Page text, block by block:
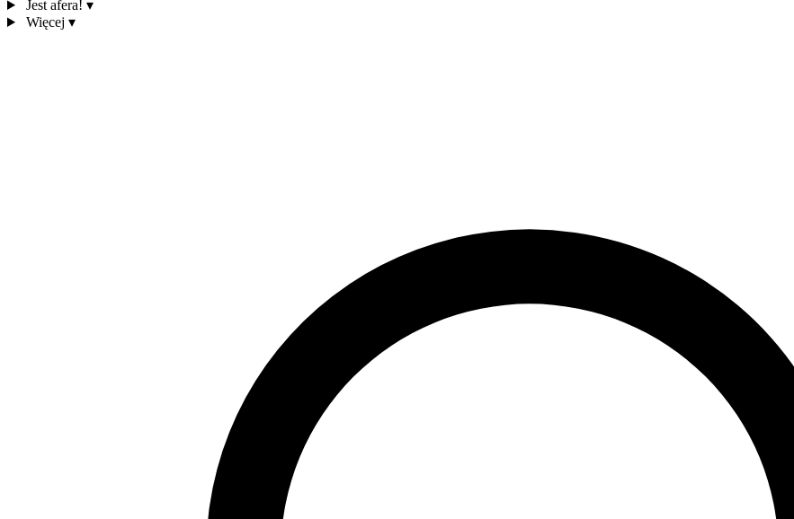
Jest afera! ▾
Więcej ▾